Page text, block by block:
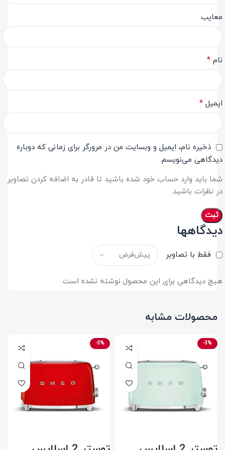
دیدگاهها
فقط با تصاویر
هیچ دیدگاهی برای این محصول نوشته نشده است.
معایب
نام *
ایمیل *
ذخیره نام، ایمیل و وبسایت من در مرورگر برای زمانی که دوباره
دیدگاهی می‌نویسم.
شما باید وارد حساب خود شده باشید تا قادر به اضافه کردن تصاویر
در نظرات باشید.
محصولات مشابه
-3%
-3%